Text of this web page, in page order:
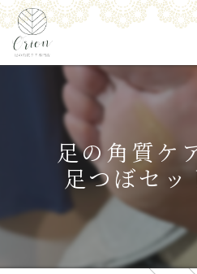
足の角質ケ
足つぼセッ